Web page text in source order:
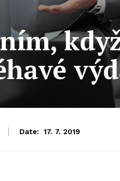
Date: 17. 7. 2019